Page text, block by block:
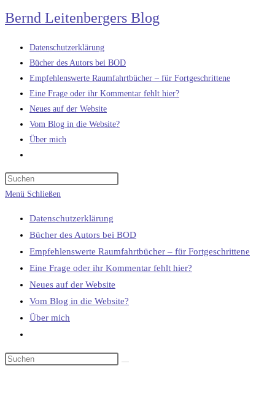
Zum
Inhalt
springen
Bernd Leitenbergers Blog
Datenschutzerklärung
Bücher des Autors bei BOD
Empfehlenswerte Raumfahrtbücher – für Fortgeschrittene
Eine Frage oder ihr Kommentar fehlt hier?
Neues auf der Website
Vom Blog in die Website?
Über mich
umschalten
Menü Schließen
Datenschutzerklärung
Bücher des Autors bei BOD
Empfehlenswerte Raumfahrtbücher – für Fortgeschrittene
Eine Frage oder ihr Kommentar fehlt hier?
Neues auf der Website
Vom Blog in die Website?
Über mich
umschalten